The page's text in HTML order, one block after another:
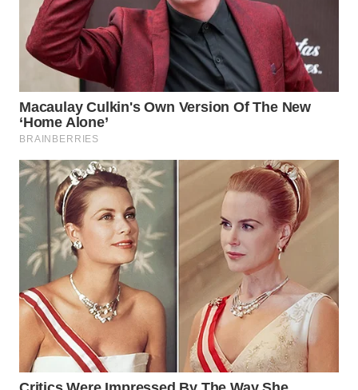
WN
BOGOR
DEPOK
WN
TAPANULI
UTARA
WN
SAMOSIR
WN
PADANG
LAWAS
WN
SUMEDANG